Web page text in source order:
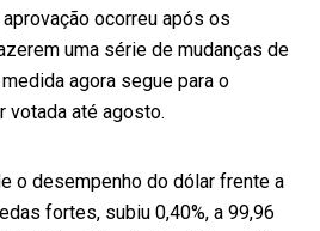
ocorreu após os
uma série de mudanças de
agora segue para o
votada até agosto.
o desempenho do dólar frente a
fortes, subiu 0,40%, a 99,96